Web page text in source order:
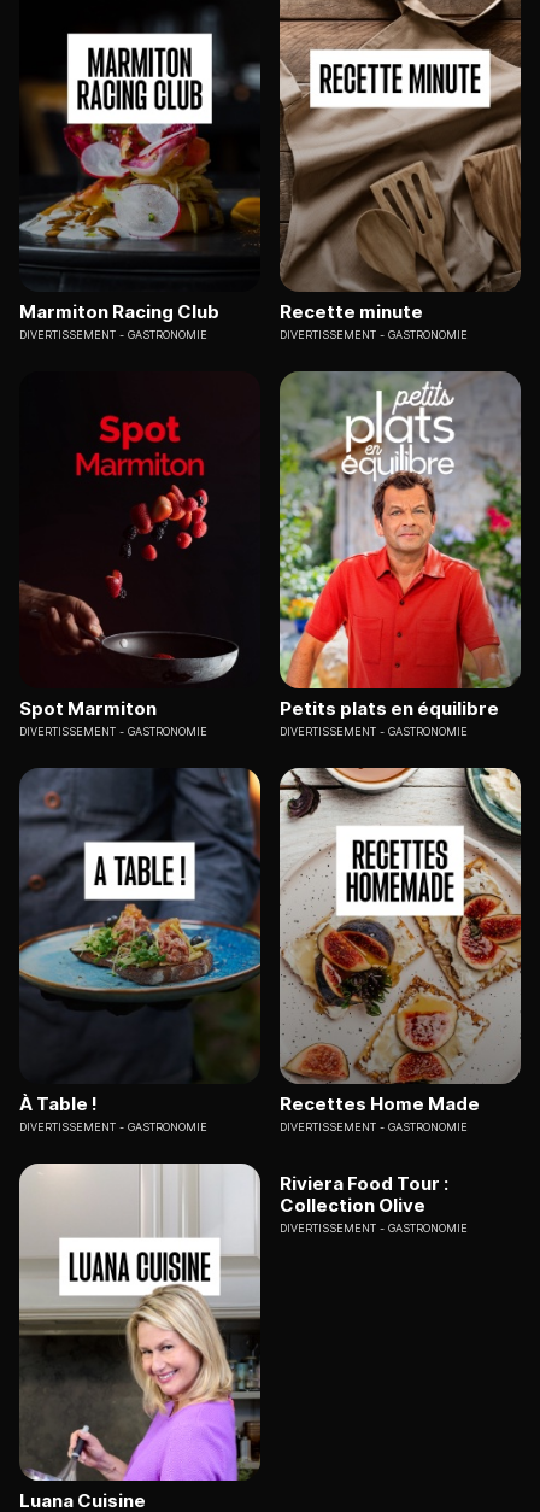
Marmiton Racing Club
DIVERTISSEMENT GASTRONOMIE
Recette minute
DIVERTISSEMENT GASTRONOMIE
Spot Marmiton
DIVERTISSEMENT GASTRONOMIE
Petits plats en équilibre
DIVERTISSEMENT GASTRONOMIE
À Table !
DIVERTISSEMENT GASTRONOMIE
Recettes Home Made
DIVERTISSEMENT GASTRONOMIE
Luana Cuisine
Riviera Food Tour :
Collection Olive
DIVERTISSEMENT GASTRONOMIE